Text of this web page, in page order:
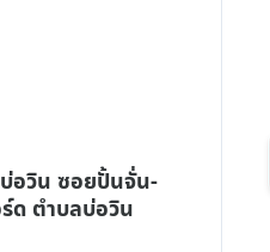
อวิน ซอยปั้นจั่น-
ด ตำบลบ่อวิน